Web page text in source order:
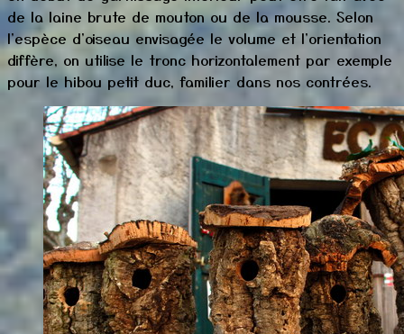
de la laine brute de mouton ou de la mousse. Selon
l'espèce d'oiseau envisagée le volume et l'orientation
diffère, on utilise le tronc horizontalement par exemple
pour le hibou petit duc, familier dans nos contrées.